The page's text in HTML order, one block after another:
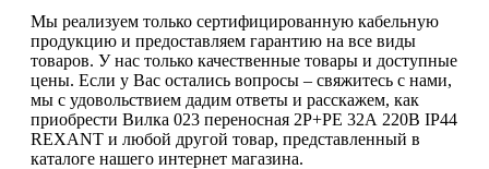
Мы реализуем только сертифицированную кабельную
продукцию и предоставляем гарантию на все виды
товаров. У нас только качественные товары и доступные
цены. Если у Вас остались вопросы – свяжитесь с нами,
мы с удовольствием дадим ответы и расскажем, как
приобрести Вилка 023 переносная 2Р+РЕ 32А 220В IP44
REXANT и любой другой товар, представленный в
каталоге нашего интернет магазина.